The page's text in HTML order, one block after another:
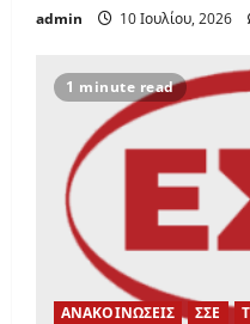
admin 10 Ιουλίου, 2026
1 minute read
ΑΝΑΚΟΙΝΩΣΕΙΣ ΣΣΕ